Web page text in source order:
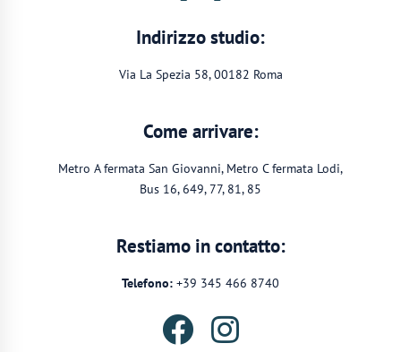
Indirizzo studio:
Via La Spezia 58, 00182 Roma
Come arrivare:
Metro A fermata San Giovanni, Metro C fermata Lodi,
Bus 16, 649, 77, 81, 85
Restiamo in contatto:
Telefono: +39 345 466 8740